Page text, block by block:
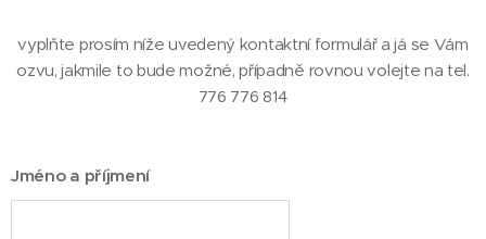
vyplňte prosím níže uvedený kontaktní formulář a já se Vám
ozvu, jakmile to bude možné, případně rovnou volejte na tel.
776 776 814
Jméno a příjmení